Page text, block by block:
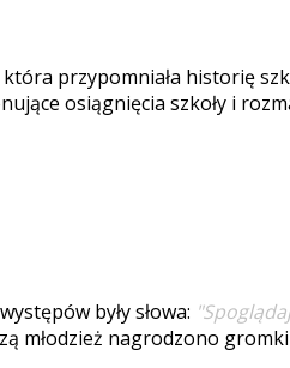
przypomniała historię
osiągnięcia szkoły i
były słowa:
młodzież nagrodzono